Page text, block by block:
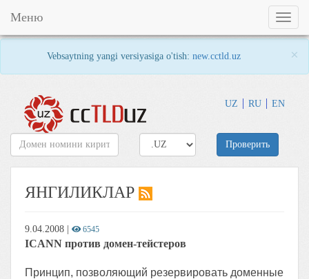
Vebsaytning yangi versiyasiga o'tish: new.cctld.uz ×
UZ RU EN
Toggle
Меню
Проверить
ЯНГИЛИКЛАР
9.04.2008 6545
ICANN против домен-тейстеров
Принцип, позволяющий резервировать доменные